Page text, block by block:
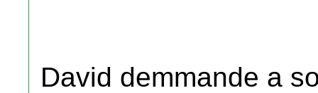
David demmande a